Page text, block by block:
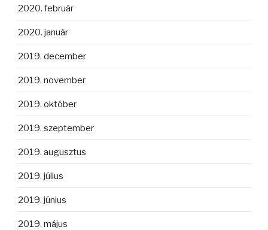
2020. február
2020. január
2019. december
2019. november
2019. október
2019. szeptember
2019. augusztus
2019. július
2019. június
2019. május